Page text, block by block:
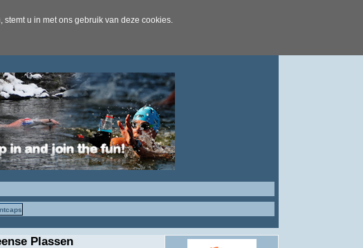
u in met ons gebruik van deze cookies.
Plassen